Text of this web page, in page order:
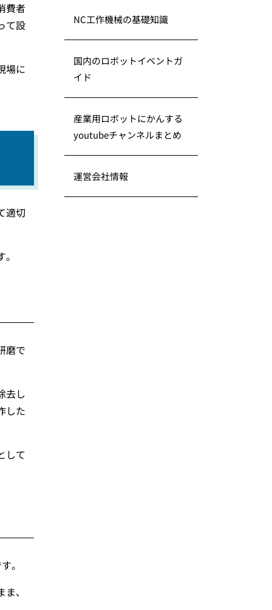
費者
て設
場に
適切
磨で
去し
した
して
。
、
NC工作機械の基礎知識
国内のロボットイベントガ
イド
産業用ロボットにかんする
youtubeチャンネルまとめ
運営会社情報